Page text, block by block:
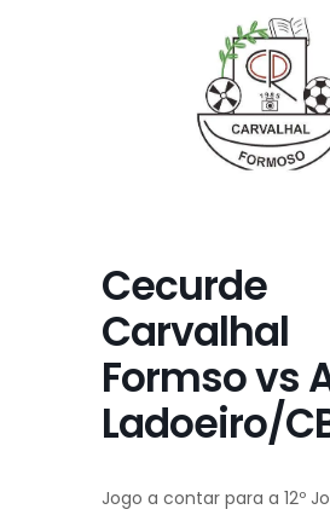
Cecurde
Carvalhal
Formso vs
Ladoeiro/
Jogo a contar para a 12º